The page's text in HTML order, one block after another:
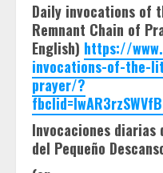
Daily invocations of
Remnant Chain of
English) https://
invocations-of-the-
prayer/?
Invocaciones diarias
del Pequeño